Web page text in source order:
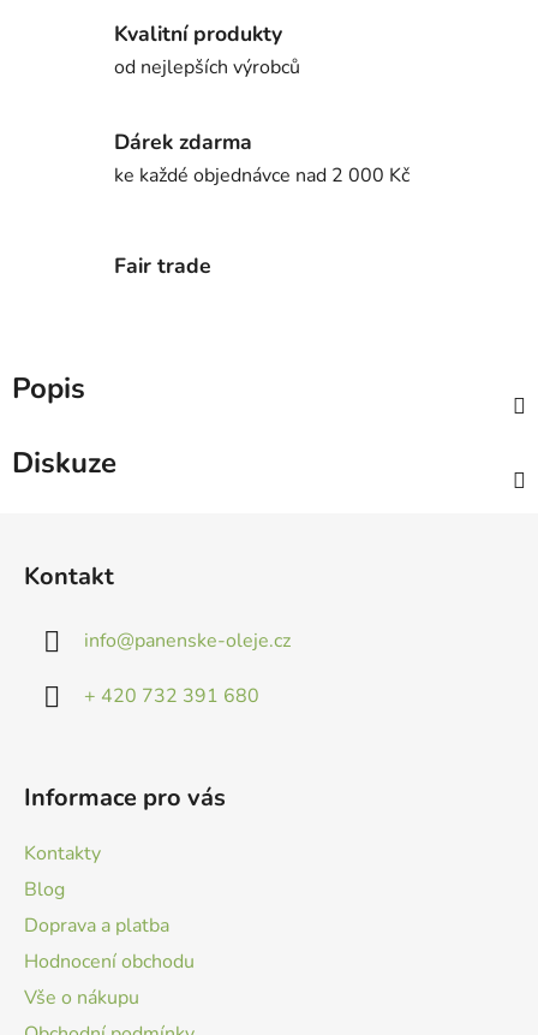
Kvalitní produkty
od nejlepších výrobců
Dárek zdarma
ke každé objednávce nad 2 000 Kč
Fair trade
Popis
Diskuze
Kontakt
info@panenske-oleje.cz
+ 420 732 391 680
Informace pro vás
Kontakty
Blog
Doprava a platba
Hodnocení obchodu
Vše o nákupu